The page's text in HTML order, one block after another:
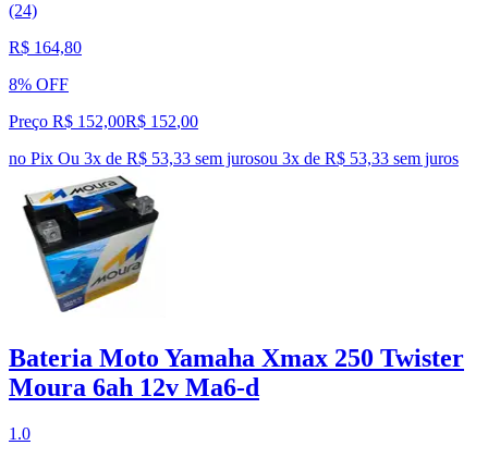
(24)
R$ 164,80
8% OFF
Preço R$ 152,00R$ 152,00
no Pix Ou 3x de R$ 53,33 sem jurosou 3x de R$ 53,33 sem juros
Bateria Moto Yamaha Xmax 250 Twister
Moura 6ah 12v Ma6-d
1.0